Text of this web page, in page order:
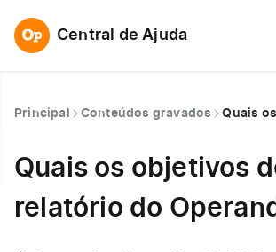
Central de Ajuda
Principal Conteúdos gravados
Quais os objetivos
relatório do Operand